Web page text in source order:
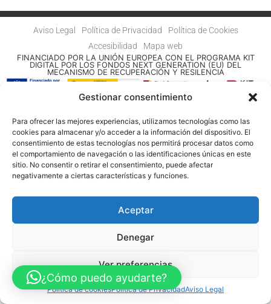
Gestionar consentimiento
Para ofrecer las mejores experiencias, utilizamos tecnologías como las
cookies para almacenar y/o acceder a la información del dispositivo. El
consentimiento de estas tecnologías nos permitirá procesar datos como
el comportamiento de navegación o las identificaciones únicas en este
sitio. No consentir o retirar el consentimiento, puede afectar
negativamente a ciertas características y funciones.
Aceptar
Denegar
Ver preferencias
Política de cookiesPolítica de PrivacidadAviso Legal
Aviso Legal Política de Privacidad
Política de Cookies
Accesibilidad
Mapa web
FINANCIADO POR LA UNIÓN EUROPEA CON EL PROGRAMA KIT
DIGITAL POR LOS FONDOS NEXT GENERATION (EU) DEL
MECANISMO DE RECUPERACIÓN Y RESILENCIA
© Guia Telefónica de Empresas – Todos los derechos reservados.
¿Cómo puedo ayudarte?